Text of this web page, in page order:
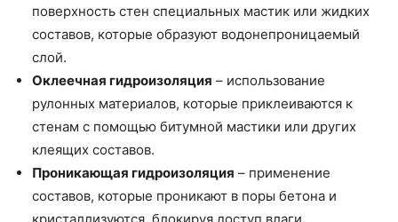
поверхность стен специальных мастик или жидких
составов, которые образуют водонепроницаемый
слой.
Оклеечная гидроизоляция – использование
рулонных материалов, которые приклеиваются к
стенам с помощью битумной мастики или других
клеящих составов.
Проникающая гидроизоляция – применение
составов, которые проникают в поры бетона и